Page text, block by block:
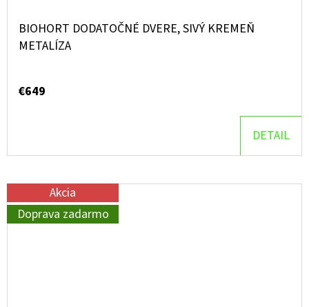
BIOHORT DODATOČNÉ DVERE, SIVÝ KREMEŇ
METALÍZA
€649
DETAIL
Akcia
Doprava zadarmo